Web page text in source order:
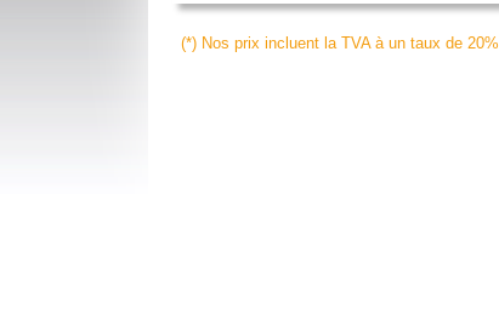
(*) Nos prix incluent la TVA à un taux de 20%